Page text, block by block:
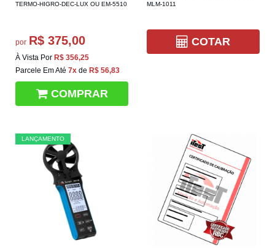
TERMO-HIGRO-DEC-LUX OU EM-5510
por R$ 375,00
À Vista Por R$ 356,25
Parcele Em Até 7x de R$ 56,83
COMPRAR
MLM-1011
COTAR
LANÇAMENTO